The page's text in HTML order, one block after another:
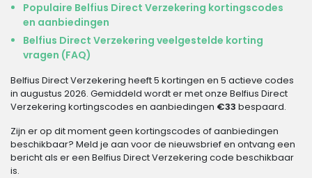
Populaire Belfius Direct Verzekering kortingscodes
en aanbiedingen
Belfius Direct Verzekering veelgestelde korting
vragen (FAQ)
Belfius Direct Verzekering heeft 5 kortingen en 5 actieve codes
in augustus 2026. Gemiddeld wordt er met onze Belfius Direct
Verzekering kortingscodes en aanbiedingen €33 bespaard.
Zijn er op dit moment geen kortingscodes of aanbiedingen
beschikbaar? Meld je aan voor de nieuwsbrief en ontvang een
bericht als er een Belfius Direct Verzekering code beschikbaar
is.